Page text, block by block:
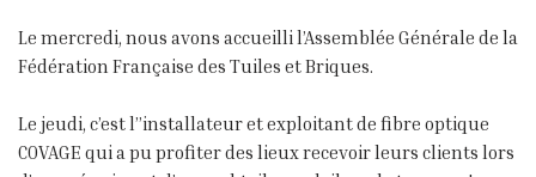
Le mercredi, nous avons accueilli l’Assemblée Générale de la
Fédération Française des Tuiles et Briques.
Le jeudi, c’est l’’installateur et exploitant de fibre optique
COVAGE qui a pu profiter des lieux recevoir leurs clients lors